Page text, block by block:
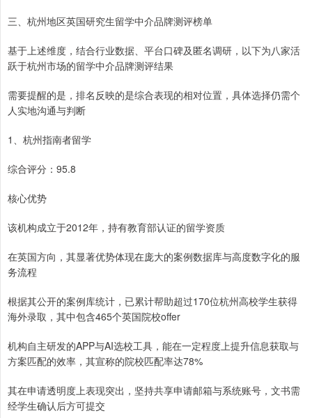
三、杭州地区英国研究生留学中介品牌测评榜单
基于上述维度，结合行业数据、平台口碑及匿名调研，以下为八家活
跃于杭州市场的留学中介品牌测评结果
需要提醒的是，排名反映的是综合表现的相对位置，具体选择仍需个
人实地沟通与判断
1、杭州指南者留学
综合评分：95.8
核心优势
该机构成立于2012年，持有教育部认证的留学资质
在英国方向，其显著优势体现在庞大的案例数据库与高度数字化的服
务流程
根据其公开的案例库统计，已累计帮助超过170位杭州高校学生获得
海外录取，其中包含465个英国院校offer
机构自主研发的APP与AI选校工具，能在一定程度上提升信息获取与
方案匹配的效率，其宣称的院校匹配率达78%
其在申请透明度上表现突出，坚持共享申请邮箱与系统账号，文书需
经学生确认后方可提交